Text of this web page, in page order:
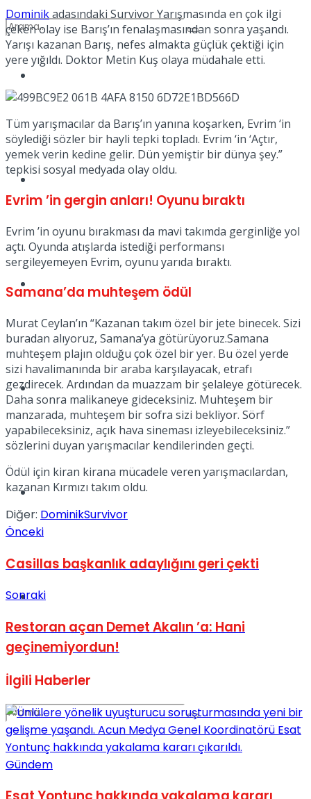
Müzik
Sinema
Tatil
Spor
Podcast
View All Result
Dominikadasındaki Survivor Yarışmasında en çok ilgi
çeken olay ise Barış’ın fenalaşmasından sonra yaşandı.
Yarışı kazanan Barış, nefes almakta güçlük çektiği için
yere yığıldı. Doktor Metin Kuş olaya müdahale etti.
Tüm yarışmacılar da Barış’ın yanına koşarken, Evrim ‘in
söylediği sözler bir hayli tepki topladı. Evrim ‘in ‘Açtır,
yemek verin kedine gelir. Dün yemiştir bir dünya şey.”
tepkisi sosyal medyada olay oldu.
Evrim ’in gergin anları! Oyunu bıraktı
Evrim ’in oyunu bırakması da mavi takımda gerginliğe yol
açtı. Oyunda atışlarda istediği performansı
sergileyemeyen Evrim, oyunu yarıda bıraktı.
Samana’da muhteşem ödül
Murat Ceylan’ın “Kazanan takım özel bir jete binecek. Sizi
buradan alıyoruz, Samana’ya götürüyoruz.Samana
muhteşem plajın olduğu çok özel bir yer. Bu özel yerde
sizi havalimanında bir araba karşılayacak, etrafı
gezdirecek. Ardından da muazzam bir şelaleye götürecek.
Daha sonra malikaneye gideceksiniz. Muhteşem bir
manzarada, muhteşem bir sofra sizi bekliyor. Sörf
yapabileceksiniz, açık hava sineması izleyebileceksiniz.”
sözlerini duyan yarışmacılar kendilerinden geçti.
Ödül için kiran kirana mücadele veren yarışmacılardan,
kazanan Kırmızı takım oldu.
Diğer: DominikSurvivor
Önceki
Casillas başkanlık adaylığını geri çekti
Sonraki
Restoran açan Demet Akalın ’a: Hani
geçinemiyordun!
İlgili Haberler
Gündem